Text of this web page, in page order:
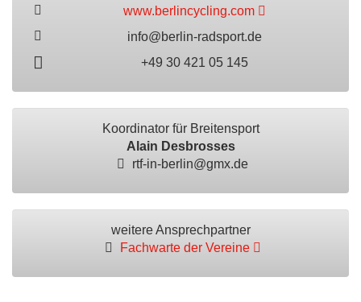
www.berlincycling.com
info@berlin-radsport.de
+49 30 421 05 145
Koordinator für Breitensport
Alain Desbrosses
rtf-in-berlin@gmx.de
weitere Ansprechpartner
Fachwarte der Vereine